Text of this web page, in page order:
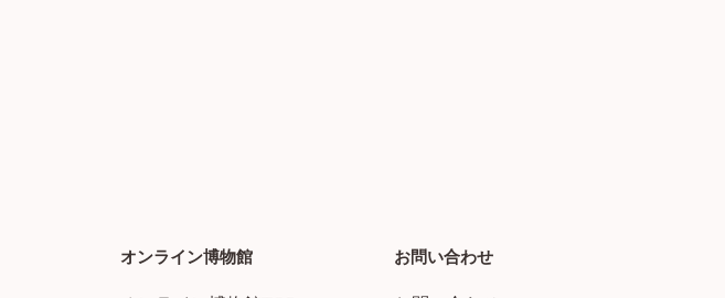
オンライン博物館 お問い合わせ